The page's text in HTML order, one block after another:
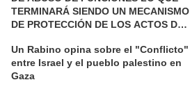
TERMINARÁ SIENDO UN MECANISMO
DE PROTECCIÓN DE LOS ACTOS DE
Un Rabino opina sobre el "Conflicto"
entre Israel y el pueblo palestino en
Gaza